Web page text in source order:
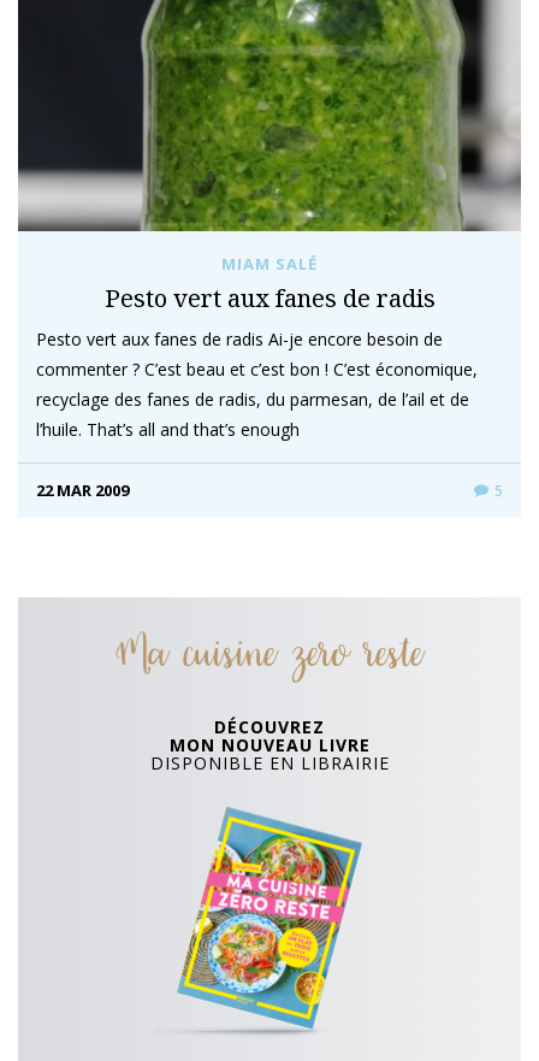
MIAM SALÉ
Pesto vert aux fanes de radis
Pesto vert aux fanes de radis Ai-je encore besoin de
commenter ? C’est beau et c’est bon ! C’est économique,
recyclage des fanes de radis, du parmesan, de l’ail et de
l’huile. That’s all and that’s enough
22 MAR 2009 5
Ma cuisine zero reste
DÉCOUVREZ
MON NOUVEAU LIVRE
DISPONIBLE EN LIBRAIRIE